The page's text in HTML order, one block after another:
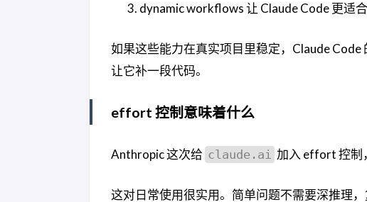
dynamic workflows 让 Claude Code 更适
如果这些能力在真实项目里稳定，Claude
让它补一段代码。
effort 控制意味着什么
Anthropic 这次给 claude.ai 加入 effort 控制
这对日常使用很实用。简单问题不需要深推理